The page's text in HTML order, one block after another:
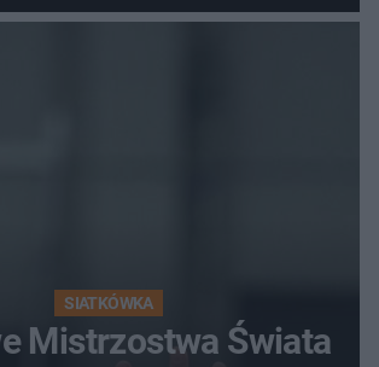
fanów
SIATKÓWKA
Mistrzostwa Świata